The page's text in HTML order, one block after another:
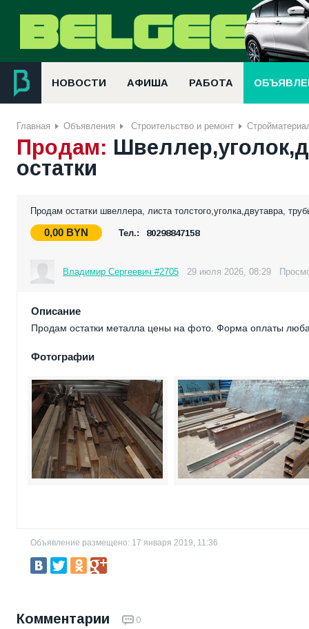
НОВОСТИ АФИША РАБОТА
Главная Объявления Строительство и ремонт
Продам:
остатки
Продам остатки швеллера, листа толстого,уголка,двутавра,
0,00 BYN Тел.: 80298847158
Владимир Сергеевич #2705 29 июля 2026, 08:29
Описание
Продам остатки металла цены на фото. Форма оплаты
Фотографии
Объявление размещено: 17 января 2019, 11:36
Комментарии 0